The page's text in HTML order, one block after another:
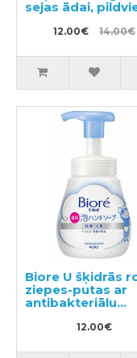
sejas ādai,
12.00€ 14.00€
Biore U šķidrās
ziepes-putas ar
antibakteriālu
efektu, ar vieglu
citrusu aromātu
12.00€